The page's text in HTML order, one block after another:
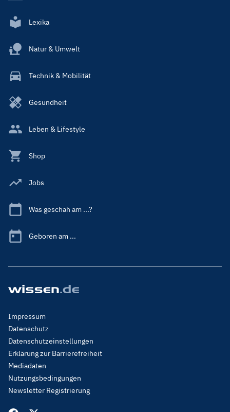
Lexika
Natur & Umwelt
Technik & Mobilität
Gesundheit
Leben & Lifestyle
Shop
Jobs
Was geschah am ...?
Geboren am ...
Footer
Menu
Legal
Impressum
Datenschutz
Datenschutzeinstellungen
Erklärung zur Barrierefreiheit
Mediadaten
Nutzungsbedingungen
Newsletter Registrierung